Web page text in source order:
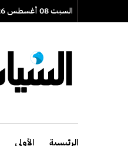
السبت 08 أغسطس 2026
الرئيسية الأولى